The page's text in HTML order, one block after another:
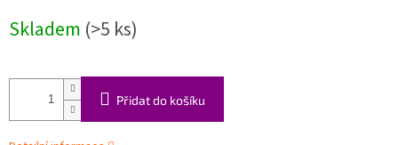
cena:
Skladem (>5 ks)
Přidat do košíku